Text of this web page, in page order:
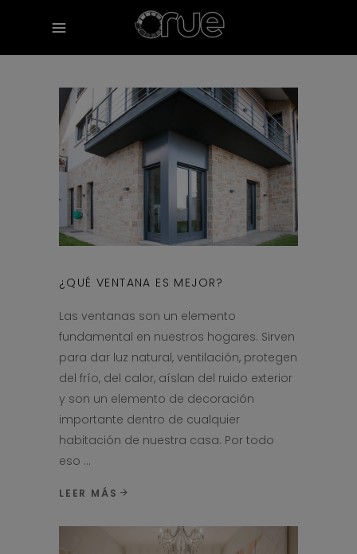
¿QUÉ VENTANA ES MEJOR?
Las ventanas son un elemento
fundamental en nuestros hogares. Sirven
para dar luz natural, ventilación, protegen
del frío, del calor, aíslan del ruido exterior
y son un elemento de decoración
importante dentro de cualquier
habitación de nuestra casa. Por todo
eso
LEER MÁS